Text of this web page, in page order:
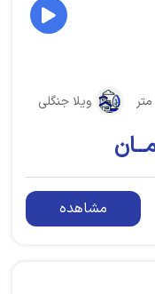
ویلا جنگلی
مشاهده